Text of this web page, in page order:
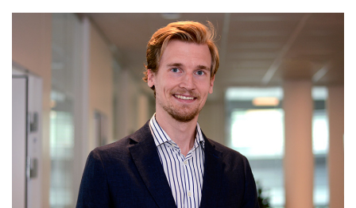
Dolda
och
friskrivning